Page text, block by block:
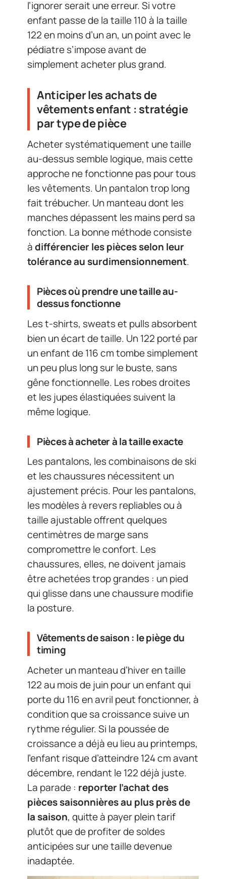
l’ignorer serait une erreur. Si votre
enfant passe de la taille 110 à la taille
122 en moins d’un an, un point avec le
pédiatre s’impose avant de
simplement acheter plus grand.
Anticiper les achats de
vêtements enfant : stratégie
par type de pièce
Acheter systématiquement une taille
au-dessus semble logique, mais cette
approche ne fonctionne pas pour tous
les vêtements. Un pantalon trop long
fait trébucher. Un manteau dont les
manches dépassent les mains perd sa
fonction. La bonne méthode consiste
àdifférencier les pièces selon leur
tolérance au surdimensionnement.
Pièces où prendre une taille au-
dessus fonctionne
Les t-shirts, sweats et pulls absorbent
bien un écart de taille. Un 122 porté par
un enfant de 116 cm tombe simplement
un peu plus long sur le buste, sans
gêne fonctionnelle. Les robes droites
et les jupes élastiquées suivent la
même logique.
Pièces à acheter à la taille exacte
Les pantalons, les combinaisons de ski
et les chaussures nécessitent un
ajustement précis. Pour les pantalons,
les modèles à revers repliables ou à
taille ajustable offrent quelques
centimètres de marge sans
compromettre le confort. Les
chaussures, elles, ne doivent jamais
être achetées trop grandes : un pied
qui glisse dans une chaussure modifie
la posture.
Vêtements de saison : le piège du
timing
Acheter un manteau d’hiver en taille
122 au mois de juin pour un enfant qui
porte du 116 en avril peut fonctionner, à
condition que sa croissance suive un
rythme régulier. Si la poussée de
croissance a déjà eu lieu au printemps,
l’enfant risque d’atteindre 124 cm avant
décembre, rendant le 122 déjà juste.
La parade : reporter l’achat des
pièces saisonnières au plus près de
la saison, quitte à payer plein tarif
plutôt que de profiter de soldes
anticipées sur une taille devenue
inadaptée.